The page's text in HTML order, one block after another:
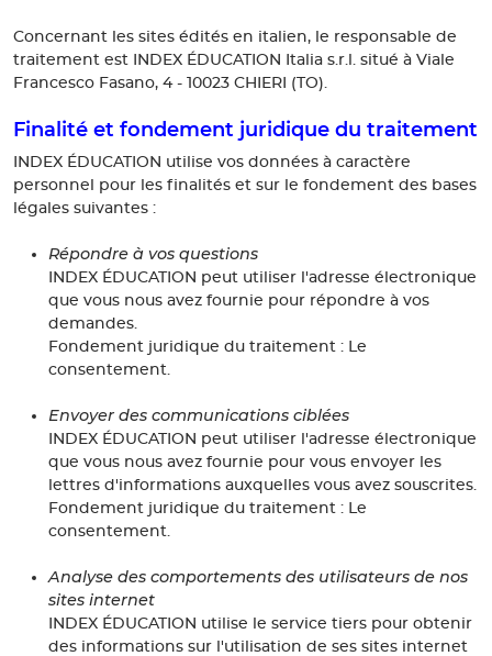
Concernant les sites édités en italien, le responsable de
traitement est INDEX ÉDUCATION Italia s.r.l. situé à Viale
Francesco Fasano, 4 - 10023 CHIERI (TO).
Finalité et fondement juridique du traitement
INDEX ÉDUCATION utilise vos données à caractère
personnel pour les finalités et sur le fondement des bases
légales suivantes :
Répondre à vos questions
INDEX ÉDUCATION peut utiliser l'adresse électronique
que vous nous avez fournie pour répondre à vos
demandes.
Fondement juridique du traitement : Le
consentement.
Envoyer des communications ciblées
INDEX ÉDUCATION peut utiliser l'adresse électronique
que vous nous avez fournie pour vous envoyer les
lettres d'informations auxquelles vous avez souscrites.
Fondement juridique du traitement : Le
consentement.
Analyse des comportements des utilisateurs de nos
sites internet
INDEX ÉDUCATION utilise le service tiers pour obtenir
des informations sur l'utilisation de ses sites internet